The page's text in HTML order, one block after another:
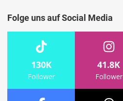
Folge uns auf Social Media
130K
Follower
41.8K
Follower